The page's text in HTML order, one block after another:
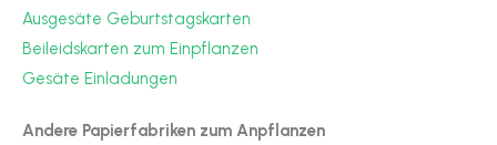
Ausgesäte Geburtstagskarten
Beileidskarten zum Einpflanzen
Gesäte Einladungen
Andere Papierfabriken zum Anpflanzen